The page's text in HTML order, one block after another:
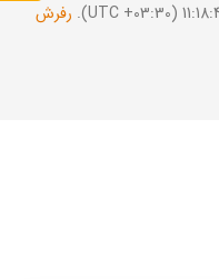
رفرش